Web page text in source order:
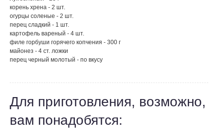
корень хрена - 2 шт.
огурцы соленые - 2 шт.
перец сладкий - 1 шт.
картофель вареный - 4 шт.
филе горбуши горячего копчения - 300 г
майонез - 4 ст. ложки
перец черный молотый - по вкусу
Для приготовления, возможно,
вам понадобятся: